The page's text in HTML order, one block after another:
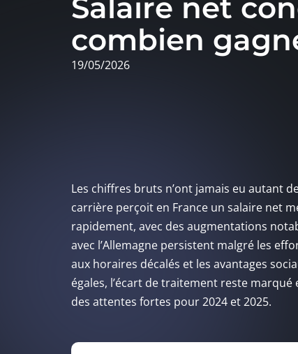
Salaire net
combien
19/05/2026
Les chiffres bruts n’ont jamais eu autant
carrière perçoit en France un salaire net
rapidement, avec des augmentations
avec l’Allemagne persistent malgré les
aux horaires décalés et les avantages
égales, l’écart de traitement reste
des attentes fortes pour 2024 et 2025.